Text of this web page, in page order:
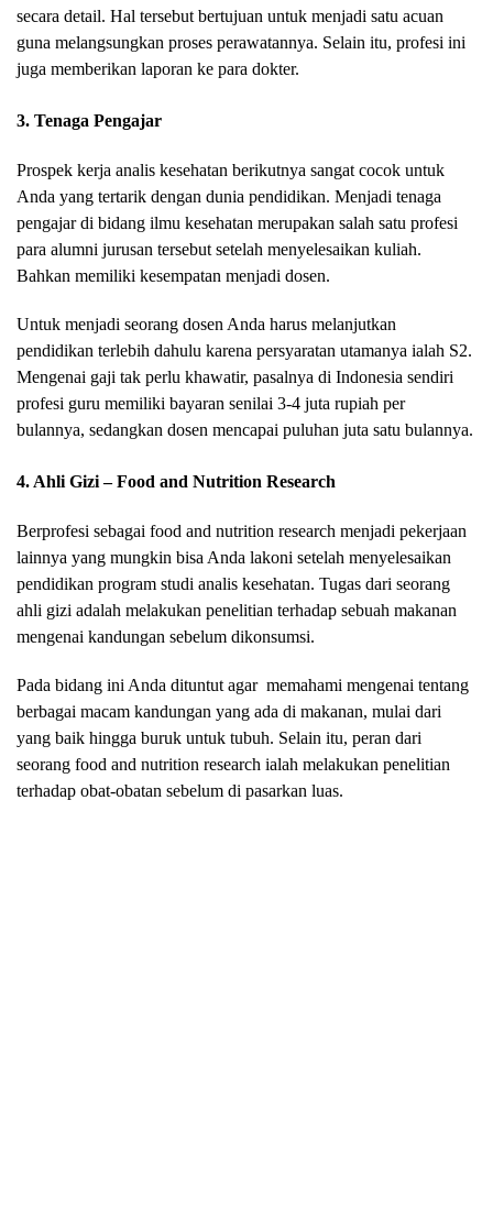
secara detail. Hal tersebut bertujuan untuk menjadi satu acuan
guna melangsungkan proses perawatannya. Selain itu, profesi ini
juga memberikan laporan ke para dokter.
3. Tenaga Pengajar
Prospek kerja analis kesehatan berikutnya sangat cocok untuk
Anda yang tertarik dengan dunia pendidikan. Menjadi tenaga
pengajar di bidang ilmu kesehatan merupakan salah satu profesi
para alumni jurusan tersebut setelah menyelesaikan kuliah.
Bahkan memiliki kesempatan menjadi dosen.
Untuk menjadi seorang dosen Anda harus melanjutkan
pendidikan terlebih dahulu karena persyaratan utamanya ialah S2.
Mengenai gaji tak perlu khawatir, pasalnya di Indonesia sendiri
profesi guru memiliki bayaran senilai 3-4 juta rupiah per
bulannya, sedangkan dosen mencapai puluhan juta satu bulannya.
4. Ahli Gizi – Food and Nutrition Research
Berprofesi sebagai food and nutrition research menjadi pekerjaan
lainnya yang mungkin bisa Anda lakoni setelah menyelesaikan
pendidikan program studi analis kesehatan. Tugas dari seorang
ahli gizi adalah melakukan penelitian terhadap sebuah makanan
mengenai kandungan sebelum dikonsumsi.
Pada bidang ini Anda dituntut agar memahami mengenai tentang
berbagai macam kandungan yang ada di makanan, mulai dari
yang baik hingga buruk untuk tubuh. Selain itu, peran dari
seorang food and nutrition research ialah melakukan penelitian
terhadap obat-obatan sebelum di pasarkan luas.